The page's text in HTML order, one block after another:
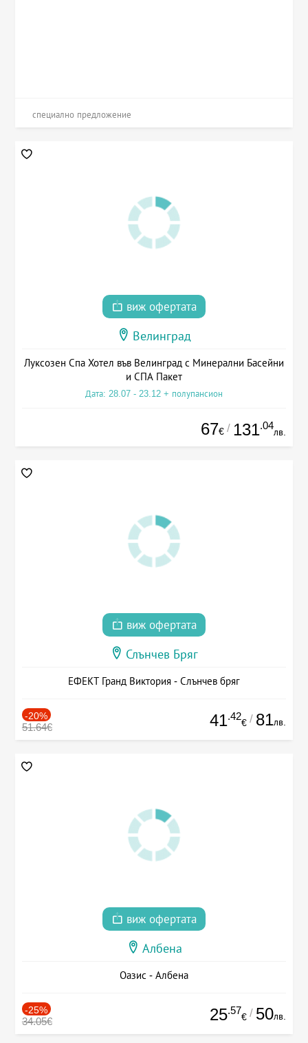
специално предложение
виж офертата
Велинград
Луксозен Спа Хотел във Велинград с Минерални Басейни
и СПА Пакет
Дата: 28.07 - 23.12 + полупансион
67€ / 131.04
лв.
виж офертата
Слънчев Бряг
ЕФЕКТ Гранд Виктория - Слънчев бряг
-20%
51.64€ 41.42
€ / 81лв.
виж офертата
Албена
Оазис - Албена
-25%
34.05€ 25.57
€ / 50лв.